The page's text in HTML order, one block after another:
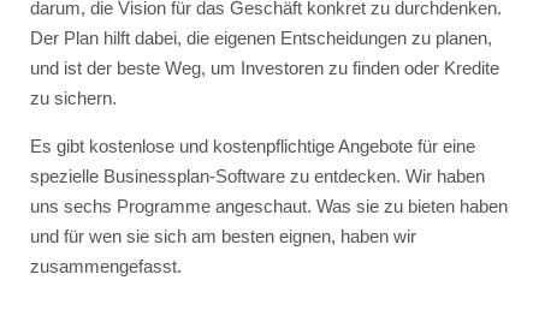
darum, die Vision für das Geschäft konkret zu durchdenken.
Der Plan hilft dabei, die eigenen Entscheidungen zu planen,
und ist der beste Weg, um Investoren zu finden oder Kredite
zu sichern.
Es gibt kostenlose und kostenpflichtige Angebote für eine
spezielle Businessplan-Software zu entdecken. Wir haben
uns sechs Programme angeschaut. Was sie zu bieten haben
und für wen sie sich am besten eignen, haben wir
zusammengefasst.